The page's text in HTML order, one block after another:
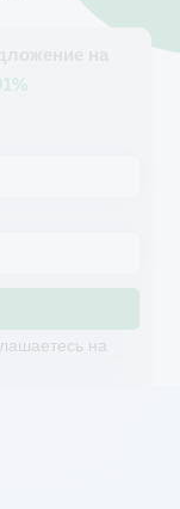
на
на